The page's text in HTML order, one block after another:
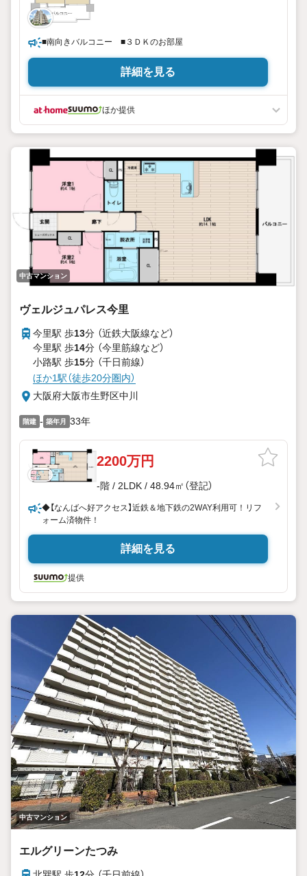
■南向きバルコニー ■３ＤＫのお部屋
詳細を見る
ほか提供
中古マンション
ヴェルジュパレス今里
今里駅 歩13分 （近鉄大阪線など）
今里駅 歩14分 （今里筋線など）
小路駅 歩15分 （千日前線）
ほか1駅（徒歩20分圏内）
大阪府大阪市生野区中川
階建 - 築年月 33年
2200万円
-階 / 2LDK / 48.94㎡（登記）
◆【なんばへ好アクセス】近鉄＆地下鉄の2WAY利用可！リフ
ォーム済物件！
詳細を見る
提供
中古マンション
エルグリーンたつみ